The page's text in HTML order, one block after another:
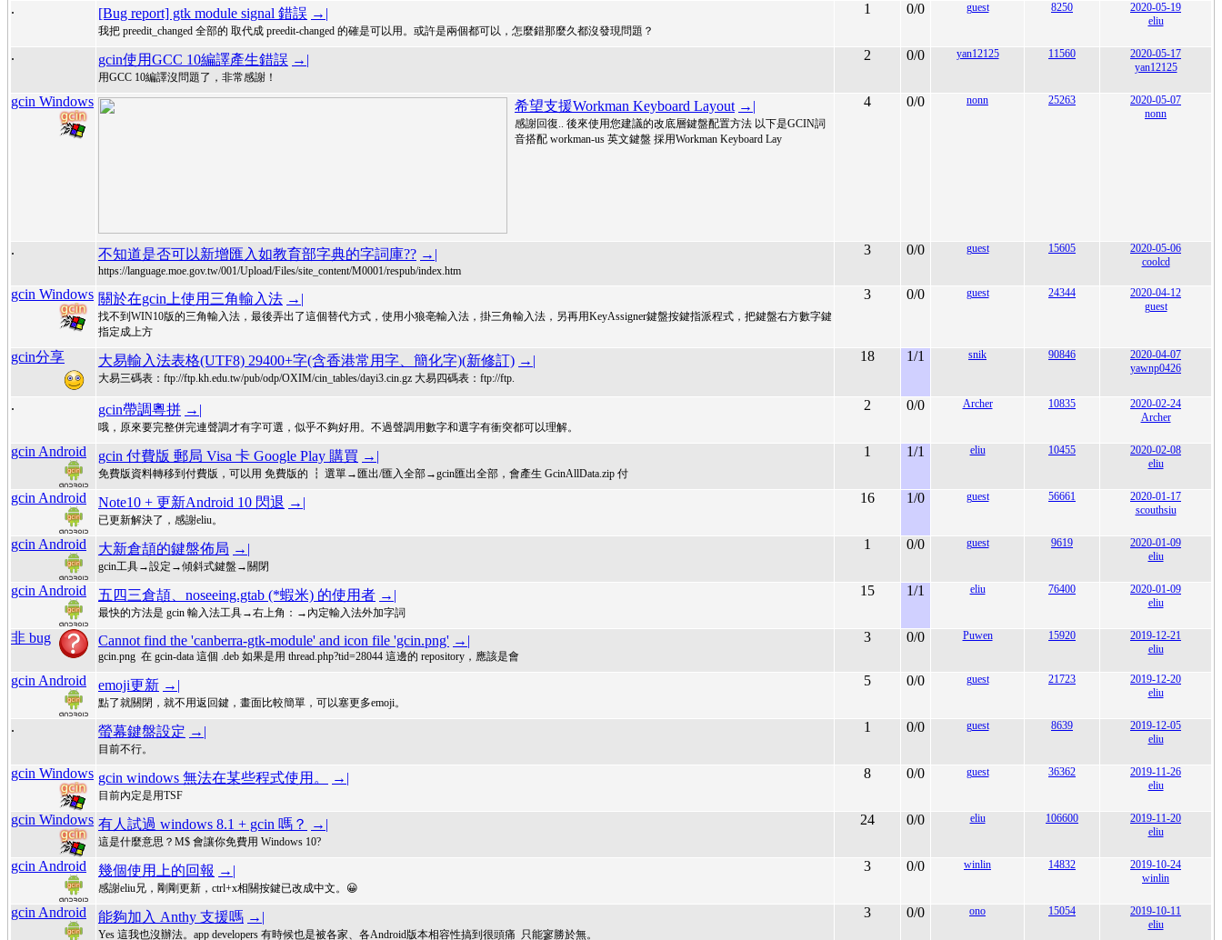
. [Bug report] gtk module signal 錯誤 →|
我把 preedit_changed 全部的 取代成 preedit-changed 的確是可以用。或許是兩個都可以，怎麼錯那麼久都沒發現問題？
1 0/0 guest 8250
2020-05-19
eliu
. gcin使用GCC 10編譯產生錯誤 →|
用GCC 10編譯沒問題了，非常感謝！
2 0/0 yan12125 11560
2020-05-17
yan12125
gcin Windows 希望支援Workman Keyboard Layout →|
感謝回復.. 後來使用您建議的改底層鍵盤配置方法 以下是GCIN詞
音搭配 workman-us 英文鍵盤 採用Workman Keyboard Lay
4 0/0 nonn 25263
2020-05-07
nonn
. 不知道是否可以新增匯入如教育部字典的字詞庫?? →|
https://language.moe.gov.tw/001/Upload/Files/site_content/M0001/respub/index.htm
3 0/0 guest 15605
2020-05-06
coolcd
gcin Windows 關於在gcin上使用三角輸入法 →|
找不到WIN10版的三角輸入法，最後弄出了這個替代方式，使用小狼亳輸入法，掛三角輸入法，另再用KeyAssigner鍵盤按鍵指派程式，把鍵盤右方數字鍵
指定成上方
3 0/0 guest 24344
2020-04-12
guest
gcin分享 大易輸入法表格(UTF8) 29400+字(含香港常用字、簡化字)(新修訂) →|
大易三碼表：ftp://ftp.kh.edu.tw/pub/odp/OXIM/cin_tables/dayi3.cin.gz 大易四碼表：ftp://ftp.
18 1/1 snik 90846
2020-04-07
yawnp0426
. gcin帶調粵拼 →|
哦，原來要完整併完連聲調才有字可選，似乎不夠好用。不過聲調用數字和選字有衝突都可以理解。
2 0/0 Archer 10835
2020-02-24
Archer
gcin Android gcin 付費版 郵局 Visa 卡 Google Play 購買 →|
免費版資料轉移到付費版，可以用 免費版的 ┇ 選單→匯出/匯入全部→gcin匯出全部，會產生 GcinAllData.zip 付
1 1/1 eliu 10455
2020-02-08
eliu
gcin Android Note10 + 更新Android 10 閃退 →|
已更新解決了，感謝eliu。
16 1/0 guest 56661
2020-01-17
scouthsiu
gcin Android 大新倉頡的鍵盤佈局 →|
gcin工具→設定→傾斜式鍵盤→關閉
1 0/0 guest 9619
2020-01-09
eliu
gcin Android 五四三倉頡、noseeing.gtab (*蝦米) 的使用者 →|
最快的方法是 gcin 輸入法工具→右上角：→內定輸入法外加字詞
15 1/1 eliu 76400
2020-01-09
eliu
非 bug Cannot find the 'canberra-gtk-module' and icon file 'gcin.png' →|
gcin.png 在 gcin-data 這個 .deb 如果是用 thread.php?tid=28044 這邊的 repository，應該是會
3 0/0 Puwen 15920
2019-12-21
eliu
gcin Android emoji更新 →|
點了就關閉，就不用返回鍵，畫面比較簡單，可以塞更多emoji。
5 0/0 guest 21723
2019-12-20
eliu
. 螢幕鍵盤設定 →|
目前不行。
1 0/0 guest 8639
2019-12-05
eliu
gcin Windows gcin windows 無法在某些程式使用。 →|
目前內定是用TSF
8 0/0 guest 36362
2019-11-26
eliu
gcin Windows 有人試過 windows 8.1 + gcin 嗎？ →|
這是什麼意思？M$ 會讓你免費用 Windows 10?
24 0/0 eliu 106600
2019-11-20
eliu
gcin Android 幾個使用上的回報 →|
感謝eliu兄，剛剛更新，ctrl+x相關按鍵已改成中文。😀
3 0/0 winlin 14832
2019-10-24
winlin
gcin Android 能夠加入 Anthy 支援嗎 →|
Yes 這我也沒辦法。app developers 有時候也是被各家、各Android版本相容性搞到很頭痛 只能寥勝於無。
3 0/0 ono 15054
2019-10-11
eliu